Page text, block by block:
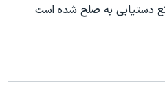
دستیابی به صلح شده است